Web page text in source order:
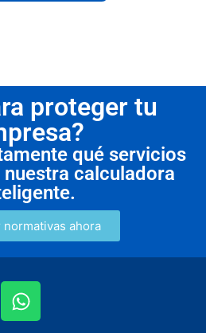
proteger tu
qué servicios
calculadora
normativas ahora